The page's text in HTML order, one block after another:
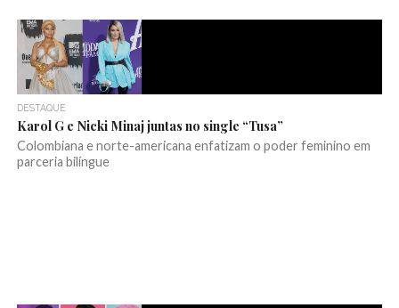
DESTAQUE
Karol G e Nicki Minaj juntas no single “Tusa”
Colombiana e norte-americana enfatizam o poder feminino em
parceria bilíngue